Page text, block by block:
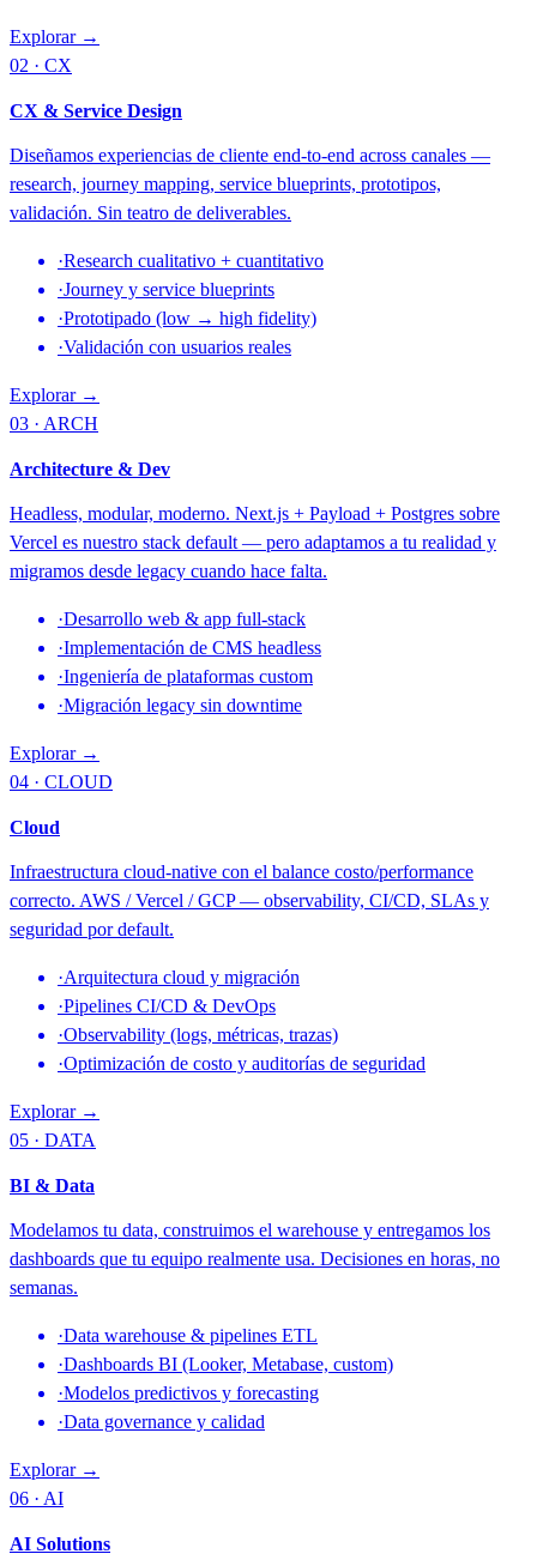
Explorar →
02 · CX
CX & Service Design
Diseñamos experiencias de cliente end-to-end across canales —
research, journey mapping, service blueprints, prototipos,
validación. Sin teatro de deliverables.
·Research cualitativo + cuantitativo
·Journey y service blueprints
·Prototipado (low → high fidelity)
·Validación con usuarios reales
Explorar →
03 · ARCH
Architecture & Dev
Headless, modular, moderno. Next.js + Payload + Postgres sobre
Vercel es nuestro stack default — pero adaptamos a tu realidad y
migramos desde legacy cuando hace falta.
·Desarrollo web & app full-stack
·Implementación de CMS headless
·Ingeniería de plataformas custom
·Migración legacy sin downtime
Explorar →
04 · CLOUD
Cloud
Infraestructura cloud-native con el balance costo/performance
correcto. AWS / Vercel / GCP — observability, CI/CD, SLAs y
seguridad por default.
·Arquitectura cloud y migración
·Pipelines CI/CD & DevOps
·Observability (logs, métricas, trazas)
·Optimización de costo y auditorías de seguridad
Explorar →
05 · DATA
BI & Data
Modelamos tu data, construimos el warehouse y entregamos los
dashboards que tu equipo realmente usa. Decisiones en horas, no
semanas.
·Data warehouse & pipelines ETL
·Dashboards BI (Looker, Metabase, custom)
·Modelos predictivos y forecasting
·Data governance y calidad
Explorar →
06 · AI
AI Solutions